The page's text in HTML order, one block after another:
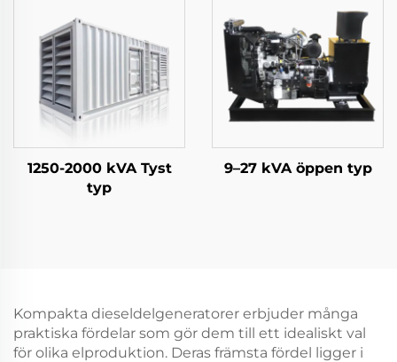
1250-2000 kVA Tyst
typ
9–27 kVA öppen typ
Kompakta dieseldelgeneratorer erbjuder många
praktiska fördelar som gör dem till ett idealiskt val
för olika elproduktion. Deras främsta fördel ligger i